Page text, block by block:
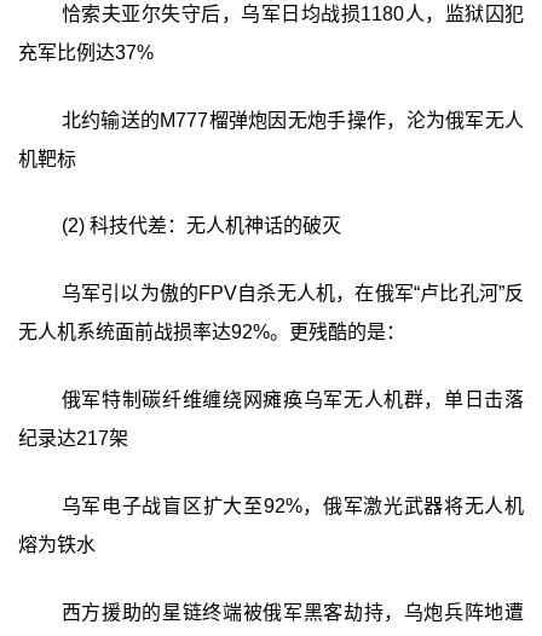
恰索夫亚尔失守后，乌军日均战损1180人，监狱囚犯
充军比例达37%
北约输送的M777榴弹炮因无炮手操作，沦为俄军无人
机靶标
(2) 科技代差：无人机神话的破灭
乌军引以为傲的FPV自杀无人机，在俄军“卢比孔河”反
无人机系统面前战损率达92%。更残酷的是：
俄军特制碳纤维缠绕网瘫痪乌军无人机群，单日击落
纪录达217架
乌军电子战盲区扩大至92%，俄军激光武器将无人机
熔为铁水
西方援助的星链终端被俄军黑客劫持，乌炮兵阵地遭